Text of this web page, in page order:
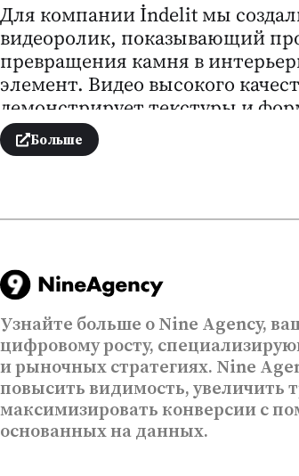
Для компании İndelit мы
видеоролик, показывающий
превращения камня в
элемент. Видео высокого
демонстрирует текстуры и
акцентом на точность работы и
визуальную эстетику материала.
Больше
Узнайте больше о Nine Agency,
цифровому росту,
и рыночных стратегиях. Nine
повысить видимость, увеличить
максимизировать конверсии с
основанных на данных.